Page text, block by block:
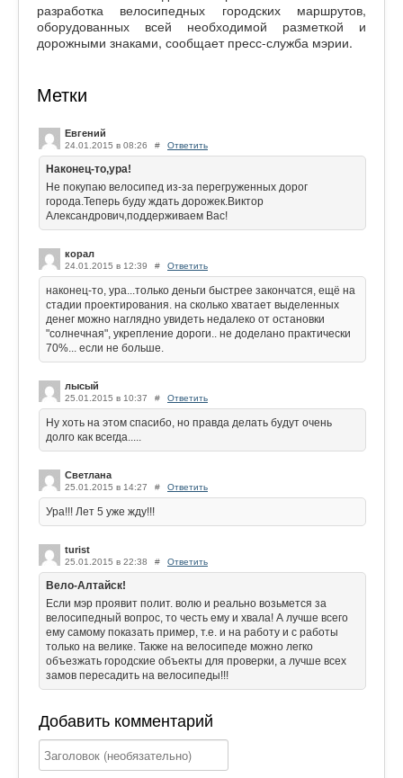
разработка велосипедных городских маршрутов,
оборудованных всей необходимой разметкой и
дорожными знаками, сообщает пресс-служба мэрии.
Метки
Евгений
24.01.2015 в 08:26 # Ответить
Наконец-то,ура!
Не покупаю велосипед из-за перегруженных дорог
города.Теперь буду ждать дорожек.Виктор
Александрович,поддерживаем Вас!
корал
24.01.2015 в 12:39 # Ответить
наконец-то, ура...только деньги быстрее закончатся, ещё на
стадии проектирования. на сколько хватает выделенных
денег можно наглядно увидеть недалеко от остановки
"солнечная", укрепление дороги.. не доделано практически
70%... если не больше.
лысый
25.01.2015 в 10:37 # Ответить
Ну хоть на этом спасибо, но правда делать будут очень
долго как всегда.....
Светлана
25.01.2015 в 14:27 # Ответить
Ура!!! Лет 5 уже жду!!!
turist
25.01.2015 в 22:38 # Ответить
Вело-Алтайск!
Если мэр проявит полит. волю и реально возьмется за
велосипедный вопрос, то честь ему и хвала! А лучше всего
ему самому показать пример, т.е. и на работу и с работы
только на велике. Также на велосипеде можно легко
объезжать городские объекты для проверки, а лучше всех
замов пересадить на велосипеды!!!
Добавить комментарий